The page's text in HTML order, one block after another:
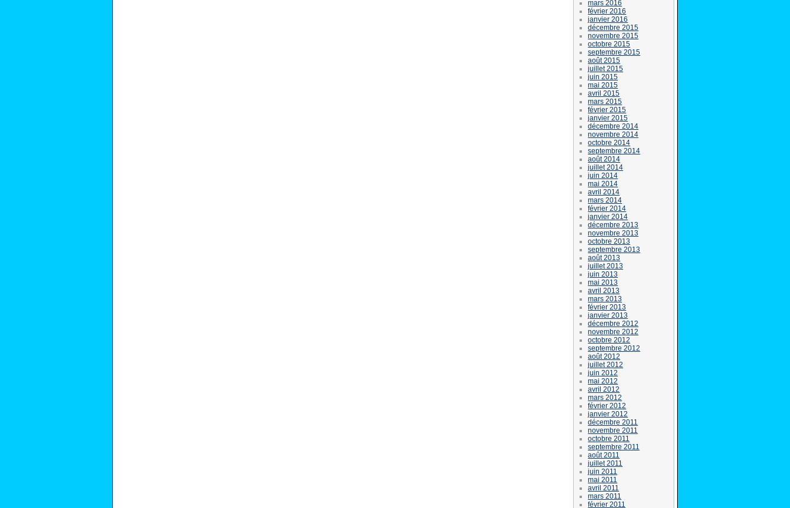
mars 2016
février 2016
janvier 2016
décembre 2015
novembre 2015
octobre 2015
septembre 2015
août 2015
juillet 2015
juin 2015
mai 2015
avril 2015
mars 2015
février 2015
janvier 2015
décembre 2014
novembre 2014
octobre 2014
septembre 2014
août 2014
juillet 2014
juin 2014
mai 2014
avril 2014
mars 2014
février 2014
janvier 2014
décembre 2013
novembre 2013
octobre 2013
septembre 2013
août 2013
juillet 2013
juin 2013
mai 2013
avril 2013
mars 2013
février 2013
janvier 2013
décembre 2012
novembre 2012
octobre 2012
septembre 2012
août 2012
juillet 2012
juin 2012
mai 2012
avril 2012
mars 2012
février 2012
janvier 2012
décembre 2011
novembre 2011
octobre 2011
septembre 2011
août 2011
juillet 2011
juin 2011
mai 2011
avril 2011
mars 2011
février 2011